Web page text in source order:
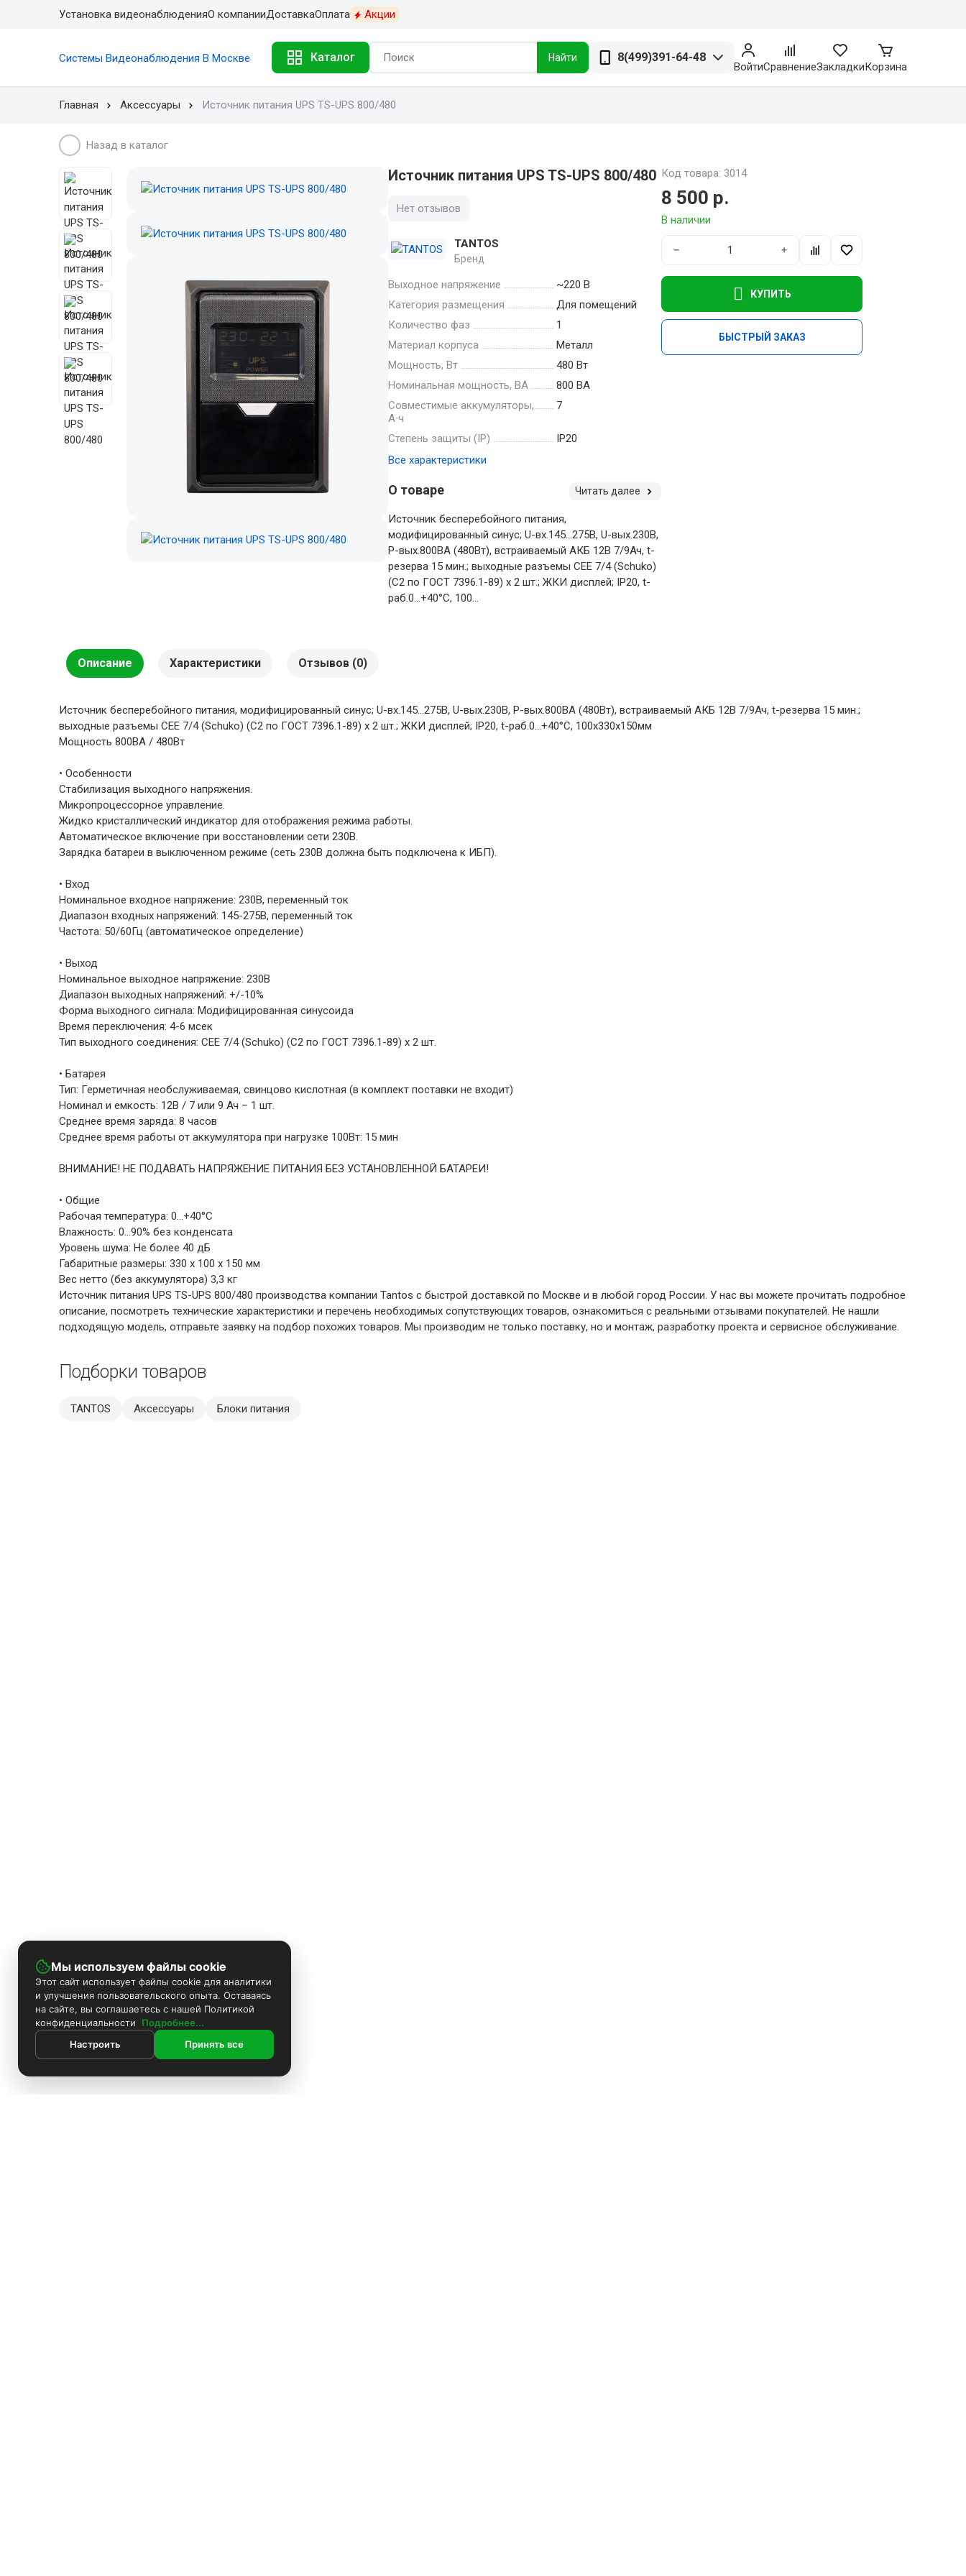
Установка видеонаблюденияО компанииДоставкаОплата Акции
Системы Видеонаблюдения В Москве Каталог Найти 8(499)391-64-48
ВойтиСравнениеЗакладкиКорзина
Главная Аксессуары Источник питания UPS TS-UPS 800/480
Назад в каталог
Источник питания UPS TS-UPS 800/480
Нет отзывов
TANTOS
Бренд
Выходное напряжение
~220 В
Категория размещения
Для помещений
Количество фаз
1
Материал корпуса
Металл
Мощность, Вт
480 Вт
Номинальная мощность, ВА
800 ВА
Совместимые аккумуляторы,
А∙ч
7
Степень защиты (IP)
IP20
Все характеристики
О товаре Читать далее
Источник бесперебойного питания,
модифицированный синус; U-вх.145...275В, U-вых.230В,
P-вых.800ВА (480Вт), встраиваемый АКБ 12В 7/9Ач, t-
резерва 15 мин.; выходные разъемы CEE 7/4 (Schuko)
(С2 по ГОСТ 7396.1-89) х 2 шт.; ЖКИ дисплей; IP20, t-
раб.0...+40°С, 100...
Код товара: 3014
8 500 р.
В наличии
− +
КУПИТЬ
БЫСТРЫЙ ЗАКАЗ
Описание Характеристики Отзывов (0)
Источник бесперебойного питания, модифицированный синус; U-вх.145...275В, U-вых.230В, P-вых.800ВА (480Вт), встраиваемый АКБ 12В 7/9Ач, t-резерва 15 мин.;
выходные разъемы CEE 7/4 (Schuko) (С2 по ГОСТ 7396.1-89) х 2 шт.; ЖКИ дисплей; IP20, t-раб.0...+40°С, 100х330х150мм
Мощность 800ВА / 480Вт
• Особенности
Стабилизация выходного напряжения.
Микропроцессорное управление.
Жидко кристаллический индикатор для отображения режима работы.
Автоматическое включение при восстановлении сети 230В.
Зарядка батареи в выключенном режиме (сеть 230В должна быть подключена к ИБП).
• Вход
Номинальное входное напряжение: 230В, переменный ток
Диапазон входных напряжений: 145-275В, переменный ток
Частота: 50/60Гц (автоматическое определение)
• Выход
Номинальное выходное напряжение: 230В
Диапазон выходных напряжений: +/-10%
Форма выходного сигнала: Модифицированная синусоида
Время переключения: 4-6 мсек
Тип выходного соединения: CEE 7/4 (Schuko) (С2 по ГОСТ 7396.1-89) х 2 шт.
• Батарея
Тип: Герметичная необслуживаемая, свинцово кислотная (в комплект поставки не входит)
Номинал и емкость: 12В / 7 или 9 Ач – 1 шт.
Среднее время заряда: 8 часов
Среднее время работы от аккумулятора при нагрузке 100Вт: 15 мин
ВНИМАНИЕ! НЕ ПОДАВАТЬ НАПРЯЖЕНИЕ ПИТАНИЯ БЕЗ УСТАНОВЛЕННОЙ БАТАРЕИ!
• Общие
Рабочая температура: 0…+40°С
Влажность: 0…90% без конденсата
Уровень шума: Не более 40 дБ
Габаритные размеры: 330 х 100 х 150 мм
Вес нетто (без аккумулятора) 3,3 кг
Источник питания UPS TS-UPS 800/480 производства компании Tantos с быстрой доставкой по Москве и в любой город России. У нас вы можете прочитать подробное
описание, посмотреть технические характеристики и перечень необходимых сопутствующих товаров, ознакомиться с реальными отзывами покупателей. Не нашли
подходящую модель, отправьте заявку на подбор похожих товаров. Мы производим не только поставку, но и монтаж, разработку проекта и сервисное обслуживание.
Подборки товаров
TANTOS Аксессуары Блоки питания
Мы используем файлы cookie
Этот сайт использует файлы cookie для аналитики
и улучшения пользовательского опыта. Оставаясь
на сайте, вы соглашаетесь с нашей Политикой
конфиденциальности
Подробнее...
Настроить
Принять все